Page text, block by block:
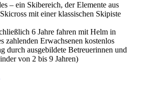
– ein Skibereich, der Elemente aus
mit einer klassischen Skipiste
6 Jahre fahren mit Helm in
zahlenden Erwachsenen kostenlos
durch ausgebildete Betreuerinnen und
von 2 bis 9 Jahren)